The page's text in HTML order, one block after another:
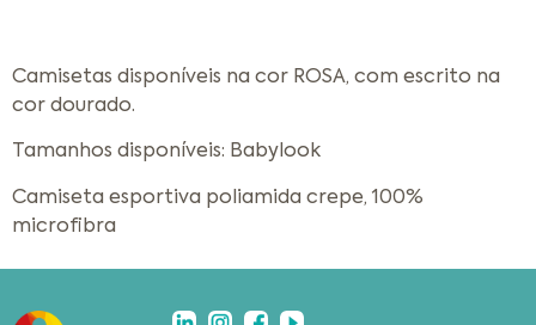
Camisetas disponíveis na cor ROSA, com escrito na
cor dourado.
Tamanhos disponíveis: Babylook
Camiseta esportiva poliamida crepe, 100%
microfibra